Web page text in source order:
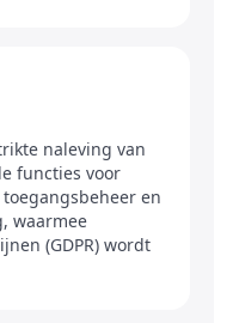
naleving van
functies voor
en
waarmee
(GDPR) wordt